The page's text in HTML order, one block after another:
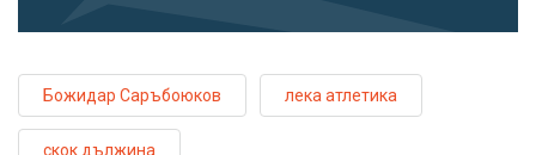
Божидар Саръбоюков лека атлетика
скок дължина